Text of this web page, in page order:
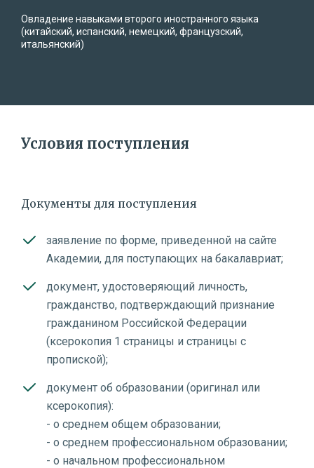
Овладение навыками второго иностранного языка
(китайский, испанский, немецкий, французский,
итальянский)
Условия поступления
Документы для поступления
заявление по форме, приведенной на сайте
Академии, для поступающих на бакалавриат;
документ, удостоверяющий личность,
гражданство, подтверждающий признание
гражданином Российской Федерации
(ксерокопия 1 страницы и страницы с
пропиской);
документ об образовании (оригинал или
ксерокопия):
- о среднем общем образовании;
- о среднем профессиональном образовании;
- о начальном профессиональном